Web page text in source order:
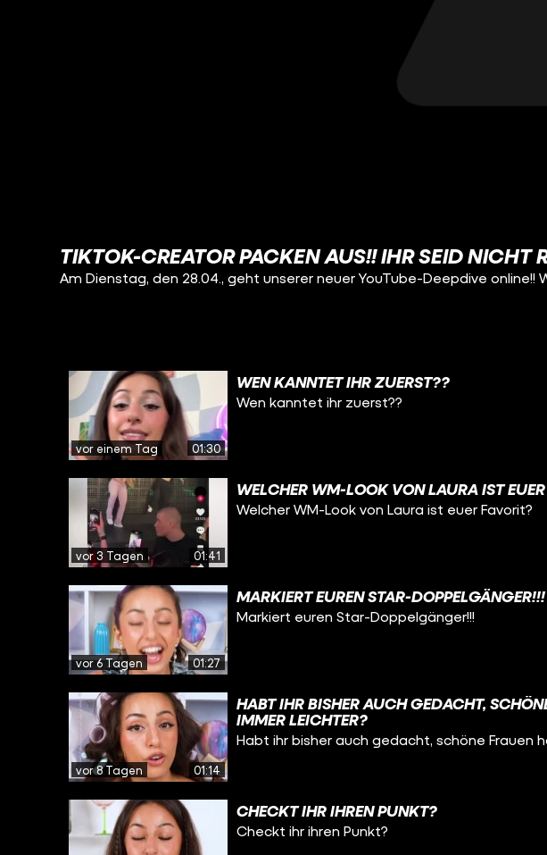
TIKTOK-CREATOR PACKEN AUS!! IHR SEID NICHT
vor einem Tag 01:30
WEN KANNTET IHR ZUERST??
Wen kanntet ihr zuerst??
vor 3 Tagen 01:41
WELCHER WM-LOOK VON LAURA IST
Welcher WM-Look von Laura ist euer Favorit?
vor 6 Tagen 01:27
MARKIERT EUREN STAR-DOPPELGÄNGER!!!
Markiert euren Star-Doppelgänger!!!
vor 8 Tagen 01:14
HABT IHR BISHER AUCH GEDACHT,
IMMER LEICHTER?
Habt ihr bisher auch gedacht, schöne Frauen
CHECKT IHR IHREN PUNKT?
Checkt ihr ihren Punkt?